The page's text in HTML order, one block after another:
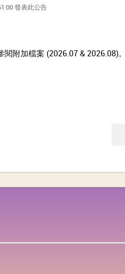
發表此公告
閱附加檔案 (2026.07& 2026.08)。